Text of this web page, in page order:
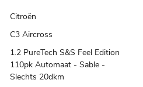
Citroën
C3 Aircross
1.2 PureTech S&S Feel Edition
110pk Automaat - Sable -
Slechts 20dkm